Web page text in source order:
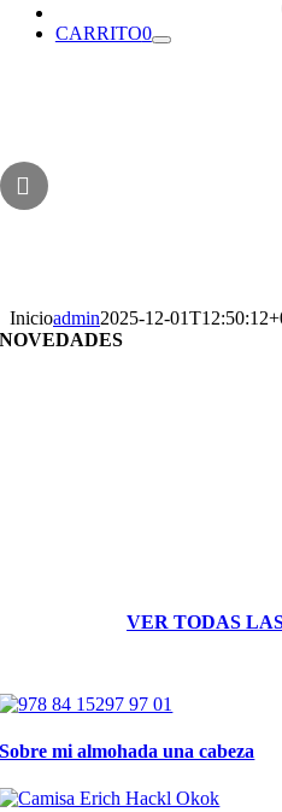
CARRITO0
Inicioadmin2025-12-
NOVEDADES
VER TODAS
Sobre mi almohada una cabeza